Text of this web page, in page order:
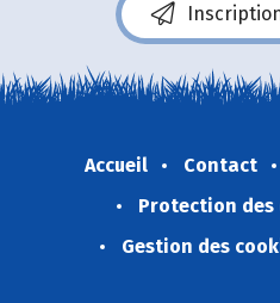
Accueil Contact
Protection des
Gestion des